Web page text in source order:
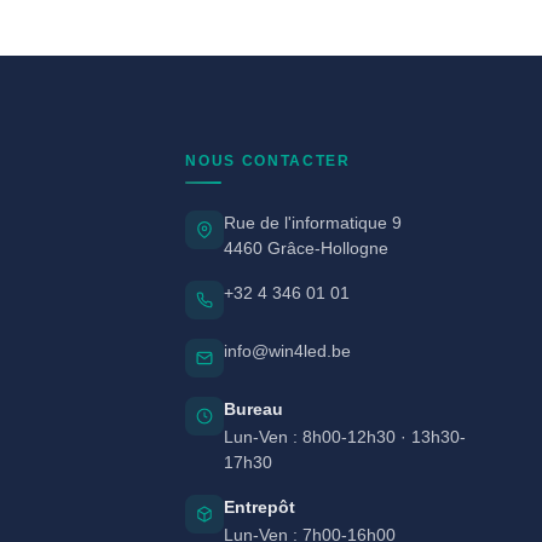
NOUS CONTACTER
Rue de l'informatique 9
4460 Grâce-Hollogne
+32 4 346 01 01
info@win4led.be
Bureau
Lun-Ven : 8h00-12h30 · 13h30-
17h30
Entrepôt
Lun-Ven : 7h00-16h00